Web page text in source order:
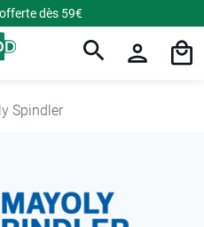
dès 59€
Spindler